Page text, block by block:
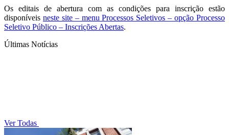
Os editais de abertura com as condições para inscrição estão
disponíveis neste site – menu Processos Seletivos – opção Processo
Seletivo Público – Inscrições Abertas.
Últimas Notícias
Ver Todas